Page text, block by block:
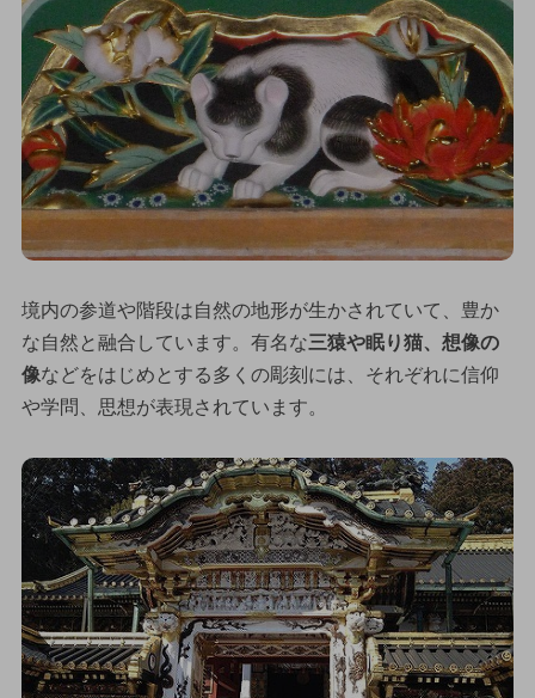
境内の参道や階段は自然の地形が生かされていて、豊か
な自然と融合しています。有名な三猿や眠り猫、想像の
像などをはじめとする多くの彫刻には、それぞれに信仰
や学問、思想が表現されています。